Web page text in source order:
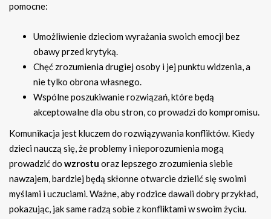
pomocne:
Umożliwienie dzieciom wyrażania swoich emocji bez
obawy przed krytyką.
Chęć zrozumienia drugiej osoby i jej punktu widzenia, a
nie tylko obrona własnego.
Wspólne poszukiwanie rozwiązań, które będą
akceptowalne dla obu stron, co prowadzi do kompromisu.
Komunikacja jest kluczem do rozwiązywania konfliktów. Kiedy
dzieci nauczą się, że problemy i nieporozumienia mogą
prowadzić do wzrostu oraz lepszego zrozumienia siebie
nawzajem, bardziej będą skłonne otwarcie dzielić się swoimi
myślami i uczuciami. Ważne, aby rodzice dawali dobry przykład,
pokazując, jak same radzą sobie z konfliktami w swoim życiu.